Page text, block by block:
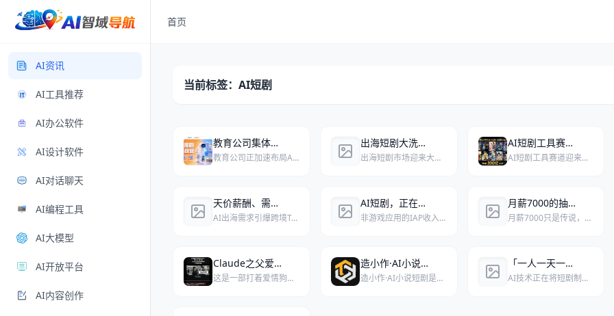
AI资讯
AI工具推荐
AI办公软件
AI设计软件
AI对话聊天
AI编程工具
AI大模型
AI开放平台
AI内容创作
首页
当前标签：AI短剧
教育公司集体布局AI短剧/漫剧培训
教育公司正加速布局AI短剧与漫剧培训赛道，多家老牌机构已推出核心课程，从零基础到全流程技能，学习周期76天，旨在抢占职业教育新风口。
出海短剧大洗牌：8成消耗流向AI短剧，实拍项目锐减50%
出海短剧市场迎来大洗牌，AI短剧消耗占比超八成，实拍项目锐减近半，行业从“霸总征服世界”转向AI工业化生产。
AI短剧工具赛道，年度最大单笔融资来了
AI短剧工具赛道迎来年度最大单笔融资：八点八数字旗下平台AniShort完成近亿元融资，创下2026年国内该赛道最高纪录。
天价薪酬、需求激增：FDE的春天真的来了吗
AI出海需求引爆跨境Token聚合服务，FDE人才薪酬飙升，但“体面”的价格背后暗藏AI取代人类的隐忧。
AI短剧，正在抢走全球游戏用户
非游戏应用的IAP收入在2025年首次超越游戏，AI短剧正以接近游戏的爽感结构和买量逻辑，大规模抢夺游戏用户池与注意力。
月薪7000的抽卡师，只是AI短剧的「临时工」
月薪7000只是传说，大多数AI短剧抽卡师到手不足5000，他们不是技术新贵，而是被平台和中间商层层压榨的“AI临时工”。
Claude之父爱上中国留学生？AI短剧爆改大佬，这回旋镖太狠了
这是一部打着爱情狗血剧旗号的AI短剧，却巧妙暗藏了Claude之父从百度到谷歌再到创立Anthropic的硅谷真实奋斗史，技术硬核与剧情反转之狠让网友直呼“回旋镖太狠”。
造小作·AI小说短剧
造小作·AI小说短剧是一款基于人工智能技术，助力用户高效创作小说、动漫剧本及短视频内容的创作平台。
「一人一天一部剧」时代降临，但AI短剧供给过剩不是末日｜专访巨日禄杰夫
AI技术正在将短剧制作门槛降至“一人一天一部”，引发供给爆发式增长，但巨日禄AI创始人杰夫认为，这并非行业末日，而是应用层工具通过垂直深耕和成本革命，赋能创作者高效变现的黄金时代。